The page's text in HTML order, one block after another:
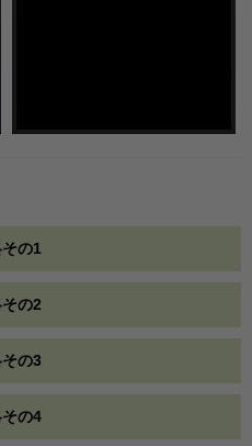
の1
の2
の3
の4